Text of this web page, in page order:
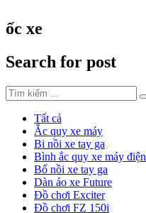
ốc xe
Search for post
Tất cả
Ắc quy xe máy
Bi nồi xe tay ga
Bình ắc quy xe máy điện
Bố nồi xe tay ga
Dàn áo xe Future
Đồ chơi Exciter
Đồ chơi FZ 150i